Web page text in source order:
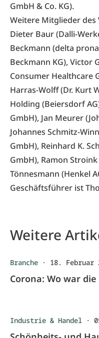
GmbH & Co. KG).
Weitere Mitglieder des
Dieter Baur (Dalli-
Beckmann (delta
Beckmann KG), Victor
Consumer Healthcare
Harras-Wolff (Dr. Kurt
Holding (Beiersdorf
GmbH), Jan Meurer
Johannes Schmitz-
GmbH), Reinhard K.
GmbH), Ramon
Tönnesmann (Henkel
Geschäftsführer ist
Weitere
Branche · 18. Februar
Corona: Wo war
Industrie & Handel ·